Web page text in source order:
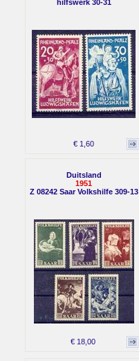
hilfswerk 30-31
€ 1,60
Duitsland
1951
Z 08242 Saar Volkshilfe 309-13
€ 18,00